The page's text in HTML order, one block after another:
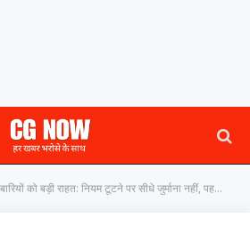
को बड़ी राहत: नियम टूटने पर सीधे जुर्माना नहीं, पहले मिलेगा ‘सुधार नोटिस’